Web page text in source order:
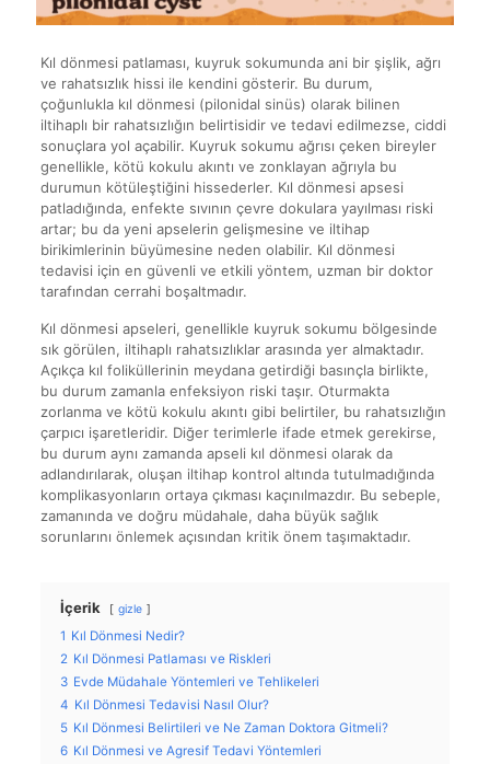
Kıl dönmesi patlaması, kuyruk sokumunda ani bir şişlik, ağrı
ve rahatsızlık hissi ile kendini gösterir. Bu durum,
çoğunlukla kıl dönmesi (pilonidal sinüs) olarak bilinen
iltihaplı bir rahatsızlığın belirtisidir ve tedavi edilmezse, ciddi
sonuçlara yol açabilir. Kuyruk sokumu ağrısı çeken bireyler
genellikle, kötü kokulu akıntı ve zonklayan ağrıyla bu
durumun kötüleştiğini hissederler. Kıl dönmesi apsesi
patladığında, enfekte sıvının çevre dokulara yayılması riski
artar; bu da yeni apselerin gelişmesine ve iltihap
birikimlerinin büyümesine neden olabilir. Kıl dönmesi
tedavisi için en güvenli ve etkili yöntem, uzman bir doktor
tarafından cerrahi boşaltmadır.
Kıl dönmesi apseleri, genellikle kuyruk sokumu bölgesinde
sık görülen, iltihaplı rahatsızlıklar arasında yer almaktadır.
Açıkça kıl foliküllerinin meydana getirdiği basınçla birlikte,
bu durum zamanla enfeksiyon riski taşır. Oturmakta
zorlanma ve kötü kokulu akıntı gibi belirtiler, bu rahatsızlığın
çarpıcı işaretleridir. Diğer terimlerle ifade etmek gerekirse,
bu durum aynı zamanda apseli kıl dönmesi olarak da
adlandırılarak, oluşan iltihap kontrol altında tutulmadığında
komplikasyonların ortaya çıkması kaçınılmazdır. Bu sebeple,
zamanında ve doğru müdahale, daha büyük sağlık
sorunlarını önlemek açısından kritik önem taşımaktadır.
İçerik gizle
1 Kıl Dönmesi Nedir?
2 Kıl Dönmesi Patlaması ve Riskleri
3 Evde Müdahale Yöntemleri ve Tehlikeleri
4 Kıl Dönmesi Tedavisi Nasıl Olur?
5 Kıl Dönmesi Belirtileri ve Ne Zaman Doktora Gitmeli?
6 Kıl Dönmesi ve Agresif Tedavi Yöntemleri